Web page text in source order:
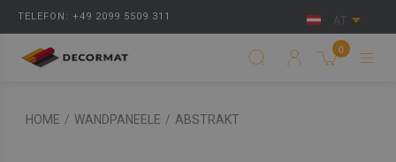
TELEFON: +49 2099 5509 311 AT
0
HOME / WANDPANEELE / ABSTRAKT